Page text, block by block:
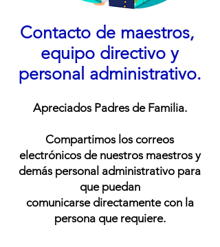
Contacto de maestros,
equipo directivo y
personal administrativo.
Apreciados Padres de Familia.
Compartimos los correos
electrónicosde nuestros maestros y
demás personal administrativo para
que puedan
comunicarsedirectamente con la
persona que requiere.